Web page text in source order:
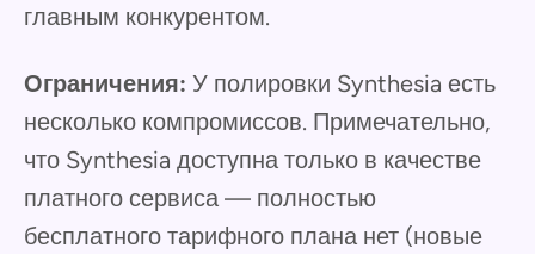
главным конкурентом.
Ограничения: У полировки Synthesia есть
несколько компромиссов. Примечательно,
что Synthesia доступна только в качестве
платного сервиса — полностью
бесплатного тарифного плана нет (новые